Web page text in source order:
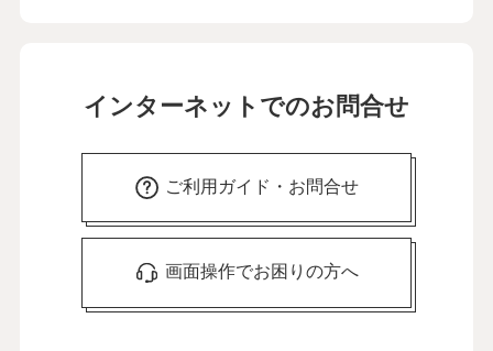
インターネットでのお問合せ
ご利用ガイド・お問合せ
画面操作でお困りの方へ